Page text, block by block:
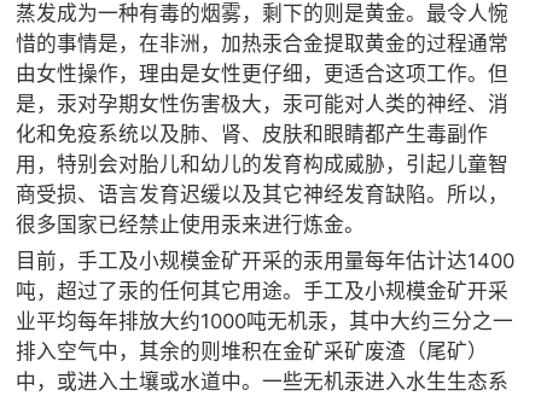
蒸发成为一种有毒的烟雾，剩下的则是黄金。最令人惋
惜的事情是，在非洲，加热汞合金提取黄金的过程通常
由女性操作，理由是女性更仔细，更适合这项工作。但
是，汞对孕期女性伤害极大，汞可能对人类的神经、消
化和免疫系统以及肺、肾、皮肤和眼睛都产生毒副作
用，特别会对胎儿和幼儿的发育构成威胁，引起儿童智
商受损、语言发育迟缓以及其它神经发育缺陷。所以，
很多国家已经禁止使用汞来进行炼金。
目前，手工及小规模金矿开采的汞用量每年估计达1400
吨，超过了汞的任何其它用途。手工及小规模金矿开采
业平均每年排放大约1000吨无机汞，其中大约三分之一
排入空气中，其余的则堆积在金矿采矿废渣（尾矿）
中，或进入土壤或水道中。一些无机汞进入水生生态系